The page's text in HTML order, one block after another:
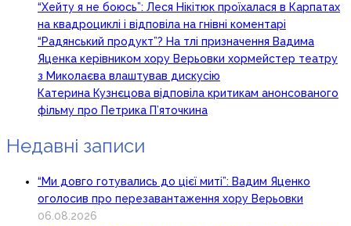
“Хейту я не боюсь”: Леся Нікітюк проїхалася в Карпатах
на квадроциклі і відповіла на гнівні коментарі
“Радянський продукт”? На тлі призначення Вадима
Яценка керівником хору Верьовки хормейстер театру
з Миколаєва влаштував дискусію
Катерина Кузнєцова відповіла критикам анонсованого
фільму про Петрика П’яточкина
Недавні записи
“Ми довго готувались до цієї миті”: Вадим Яценко
оголосив про перезавантаження хору Верьовки
06.08.2026